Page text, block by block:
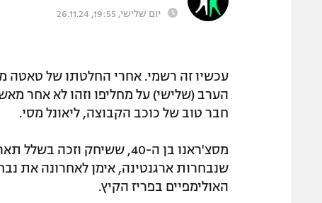
יום שלישי, 19:55, 26.11.24
עכשיו זה רשמי. אחרי החלטתו של טאטה
הערב (שלישי) על מחליפו וזהו לא אחר
חבר טוב של כוכב הקבוצה, ליאונל מסי.
האולימפיים בפריז הקיץ.